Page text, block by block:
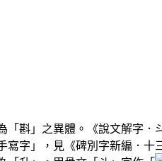
「斟」之異體。《說文解字．
」，見《碑別字新編．十